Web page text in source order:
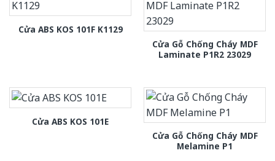
Cửa ABS KOS 101F K1129
Cửa Gỗ Chống Cháy MDF
Laminate P1R2 23029
Cửa ABS KOS 101E
Cửa Gỗ Chống Cháy MDF
Melamine P1